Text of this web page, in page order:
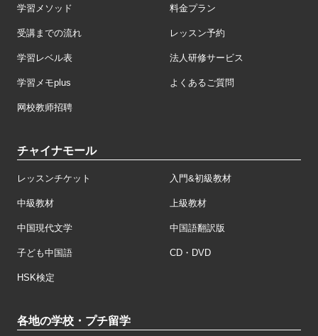
学習メソッド 料金プラン
受講までの流れ レッスン予約
学習レベル表 法人研修サービス
学習メモplus よくあるご質問
网校教师招聘
チャイナモール
レッスンチケット 入門&初級教材
中級教材 上級教材
中国現代文学 中国語翻訳版
子ども中国語 CD・DVD
HSK検定
各地の学校・プチ留学